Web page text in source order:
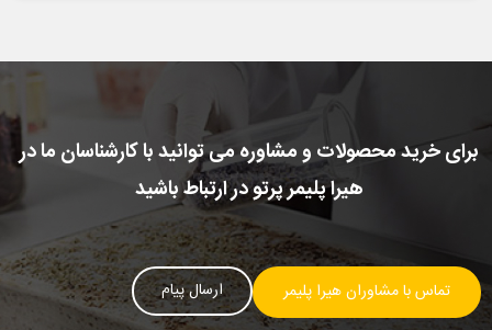
برای خرید محصولات و مشاوره می توانید با کارشناسان ما در
هیرا پلیمر پرتو در ارتباط باشید
تماس با مشاوران هیرا پلیمر ارسال پیام